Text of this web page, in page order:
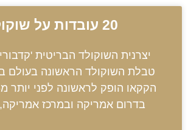
20 עובדות על שוקולד
יצרנית השוקולד הבריטית
בדרום אמריקה ובמרכז